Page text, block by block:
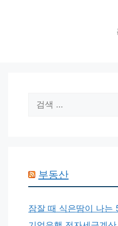
색:
부동산
잠잘 때 식은땀이 나는